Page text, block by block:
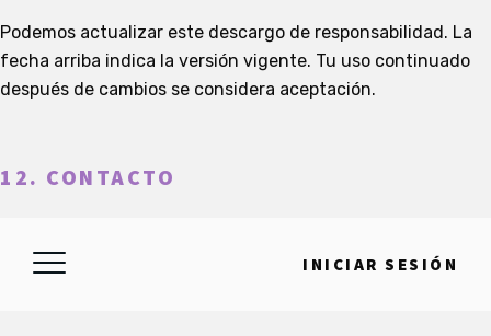
INICIAR SESIÓN
Podemos actualizar este descargo de responsabilidad. La
fecha arriba indica la versión vigente. Tu uso continuado
después de cambios se considera aceptación.
12. CONTACTO
rattlestork.org/contact